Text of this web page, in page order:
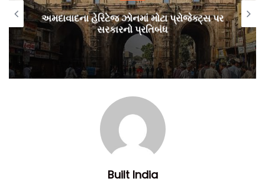
અમદાવાદના હેરિટેજ ઝોનમાં મોટા પ્રોજેક્ટ્સ પર
સરકારનો પ્રતિબંધ
Built India